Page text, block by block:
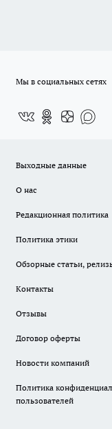
Мы в социальных сетях
Выходные данные
О нас
Редакционная политика
Политика этики
Обзорные статьи,
Контакты
Отзывы
Договор оферты
Новости компаний
Политика
пользователей